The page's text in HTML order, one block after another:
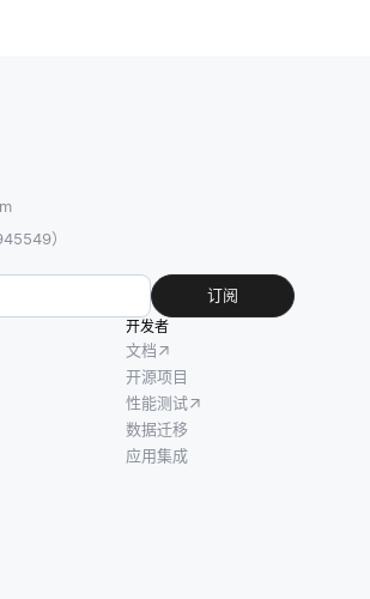
）
订阅
开发者
文档
开源项目
性能测试
数据迁移
应用集成